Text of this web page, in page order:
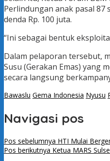
Perlindungan anak pasal
denda Rp. 100 juta.
“Ini sebagai bentuk
Dalam pelaporan tersebut,
Susu (Gerakan Emas) yang
secara langsung
Bawaslu Gema Indonesia Nyusu
Navigasi pos
Pos sebelumnya HTI Mulai
Pos berikutnya Ketua MARS